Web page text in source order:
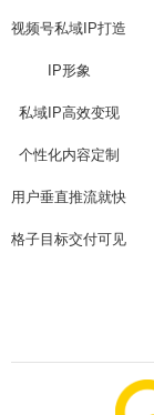
视频号私域IP打造
IP形象
私域IP高效变现
个性化内容定制
用户垂直推流就快
格子目标交付可见